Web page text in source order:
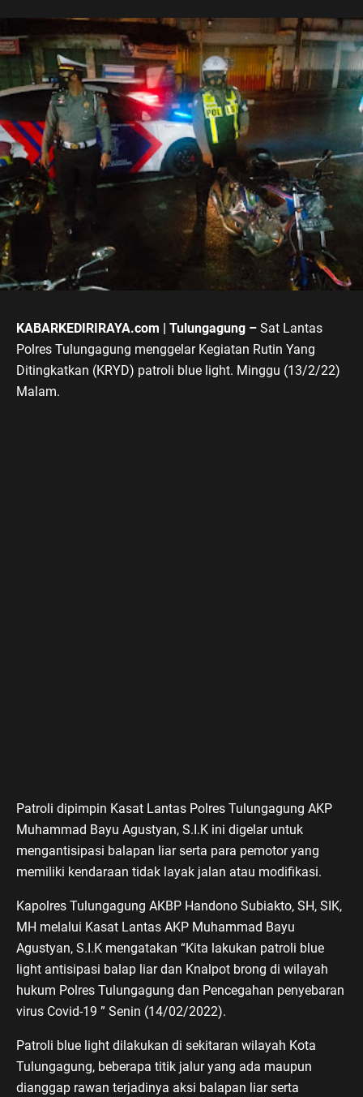
KABARKEDIRIRAYA.com | Tulungagung – Sat Lantas
Polres Tulungagung menggelar Kegiatan Rutin Yang
Ditingkatkan (KRYD) patroli blue light. Minggu (13/2/22)
Malam.
Patroli dipimpin Kasat Lantas Polres Tulungagung AKP
Muhammad Bayu Agustyan, S.I.K ini digelar untuk
mengantisipasi balapan liar serta para pemotor yang
memiliki kendaraan tidak layak jalan atau modifikasi.
Kapolres Tulungagung AKBP Handono Subiakto, SH, SIK,
MH melalui Kasat Lantas AKP Muhammad Bayu
Agustyan, S.I.K mengatakan “Kita lakukan patroli blue
light antisipasi balap liar dan Knalpot brong di wilayah
hukum Polres Tulungagung dan Pencegahan penyebaran
virus Covid-19 ” Senin (14/02/2022).
Patroli blue light dilakukan di sekitaran wilayah Kota
Tulungagung, beberapa titik jalur yang ada maupun
dianggap rawan terjadinya aksi balapan liar serta